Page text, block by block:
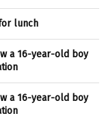
lunch
a 16-year-old boy
a 16-year-old boy